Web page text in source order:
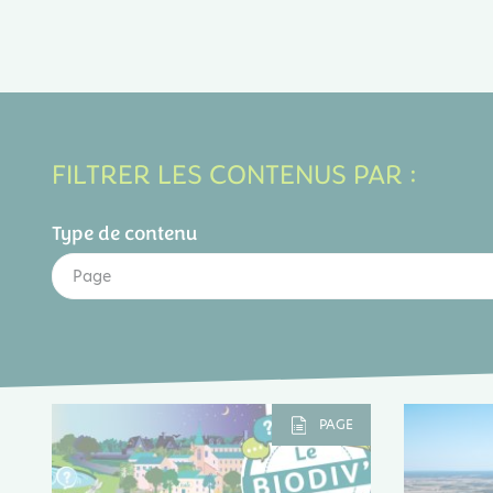
FILTRER LES CONTENUS PAR :
Type de contenu
Page
PAGE